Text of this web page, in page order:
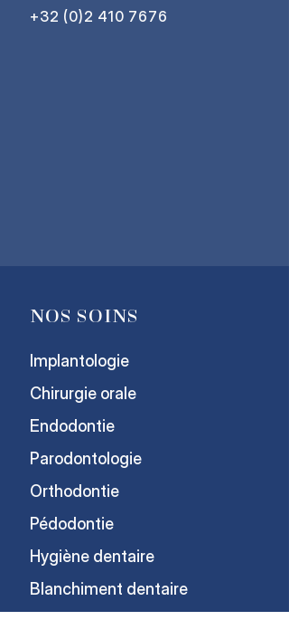
+32 (0)2 410 7676
NOS SOINS
Implantologie
Chirurgie orale
Endodontie
Parodontologie
Orthodontie
Pédodontie
Hygiène dentaire
Blanchiment dentaire